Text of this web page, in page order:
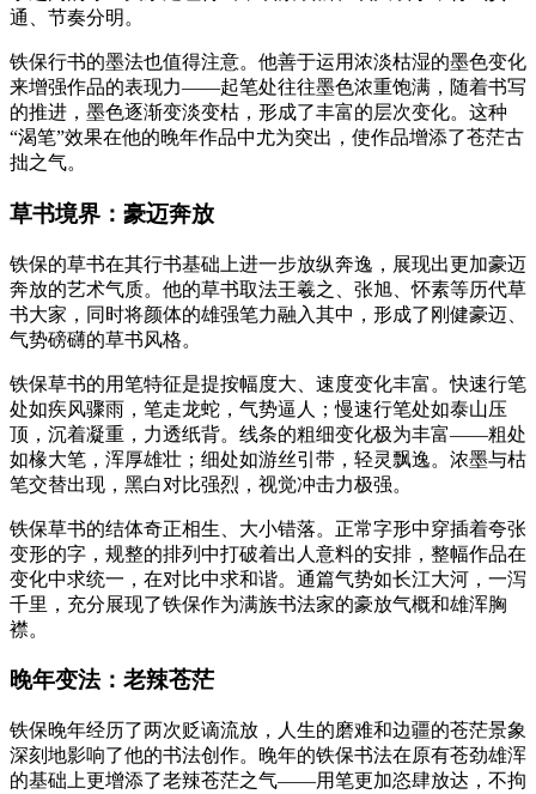
通、节奏分明。
铁保行书的墨法也值得注意。他善于运用浓淡枯湿的墨色变化
来增强作品的表现力——起笔处往往墨色浓重饱满，随着书写
的推进，墨色逐渐变淡变枯，形成了丰富的层次变化。这种
“渴笔”效果在他的晚年作品中尤为突出，使作品增添了苍茫古
拙之气。
草书境界：豪迈奔放
铁保的草书在其行书基础上进一步放纵奔逸，展现出更加豪迈
奔放的艺术气质。他的草书取法王羲之、张旭、怀素等历代草
书大家，同时将颜体的雄强笔力融入其中，形成了刚健豪迈、
气势磅礴的草书风格。
铁保草书的用笔特征是提按幅度大、速度变化丰富。快速行笔
处如疾风骤雨，笔走龙蛇，气势逼人；慢速行笔处如泰山压
顶，沉着凝重，力透纸背。线条的粗细变化极为丰富——粗处
如椽大笔，浑厚雄壮；细处如游丝引带，轻灵飘逸。浓墨与枯
笔交替出现，黑白对比强烈，视觉冲击力极强。
铁保草书的结体奇正相生、大小错落。正常字形中穿插着夸张
变形的字，规整的排列中打破着出人意料的安排，整幅作品在
变化中求统一，在对比中求和谐。通篇气势如长江大河，一泻
千里，充分展现了铁保作为满族书法家的豪放气概和雄浑胸
襟。
晚年变法：老辣苍茫
铁保晚年经历了两次贬谪流放，人生的磨难和边疆的苍茫景象
深刻地影响了他的书法创作。晚年的铁保书法在原有苍劲雄浑
的基础上更增添了老辣苍茫之气——用笔更加恣肆放达，不拘